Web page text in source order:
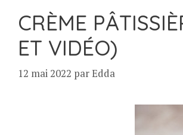
CRÈME
ET VIDÉO)
12 mai 2022 parEdda